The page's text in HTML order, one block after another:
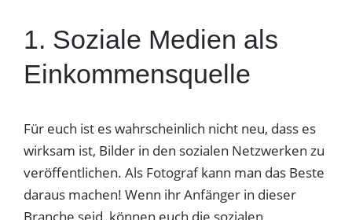
1. Soziale Medien als
Einkommensquelle
Für euch ist es wahrscheinlich nicht neu, dass es
wirksam ist, Bilder in den sozialen Netzwerken zu
veröffentlichen. Als Fotograf kann man das Beste
daraus machen! Wenn ihr Anfänger in dieser